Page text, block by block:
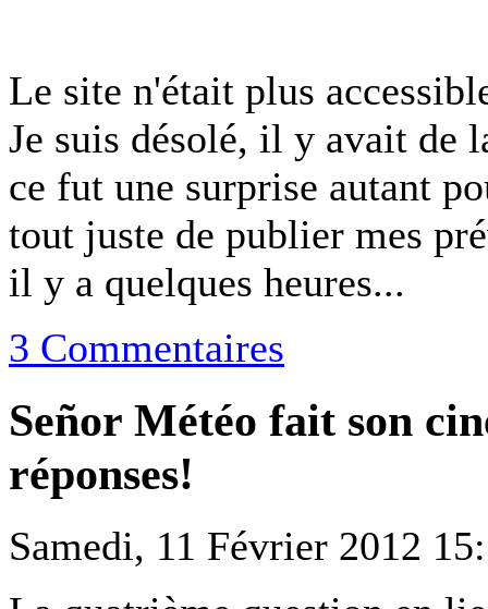
Le site n'était plus
Je suis désolé, il y avait de
ce fut une surprise autant
tout juste de publier mes
il y a quelques heures...
3 Commentaires
Señor Météo fait son
réponses!
Samedi, 11 Février 2012